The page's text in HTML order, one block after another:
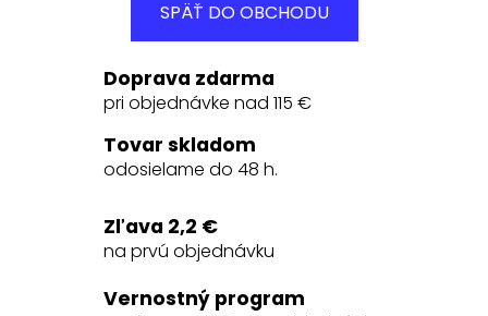
SPÄŤ DO OBCHODU
Doprava zdarma
pri objednávke nad 115 €
Tovar skladom
odosielame do 48 h.
Zľava 2,2 €
na prvú objednávku
Vernostný program